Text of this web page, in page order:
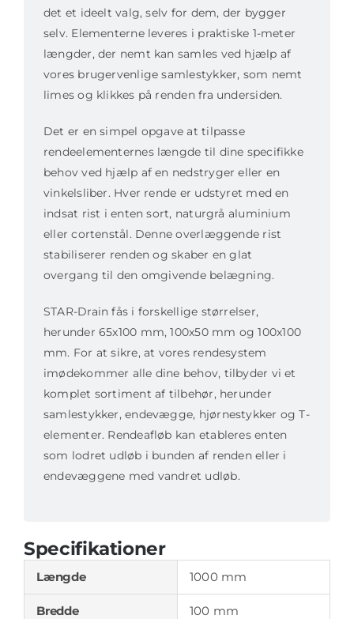
det et ideelt valg, selv for dem, der bygger
selv. Elementerne leveres i praktiske 1-meter
længder, der nemt kan samles ved hjælp af
vores brugervenlige samlestykker, som nemt
limes og klikkes på renden fra undersiden.
Det er en simpel opgave at tilpasse
rendeelementernes længde til dine specifikke
behov ved hjælp af en nedstryger eller en
vinkelsliber. Hver rende er udstyret med en
indsat rist i enten sort, naturgrå aluminium
eller cortenstål. Denne overlæggende rist
stabiliserer renden og skaber en glat
overgang til den omgivende belægning.
STAR-Drain fås i forskellige størrelser,
herunder 65x100 mm, 100x50 mm og 100x100
mm. For at sikre, at vores rendesystem
imødekommer alle dine behov, tilbyder vi et
komplet sortiment af tilbehør, herunder
samlestykker, endevægge, hjørnestykker og T-
elementer. Rendeafløb kan etableres enten
som lodret udløb i bunden af renden eller i
endevæggene med vandret udløb.
Specifikationer
Længde 1000 mm
Bredde 100 mm